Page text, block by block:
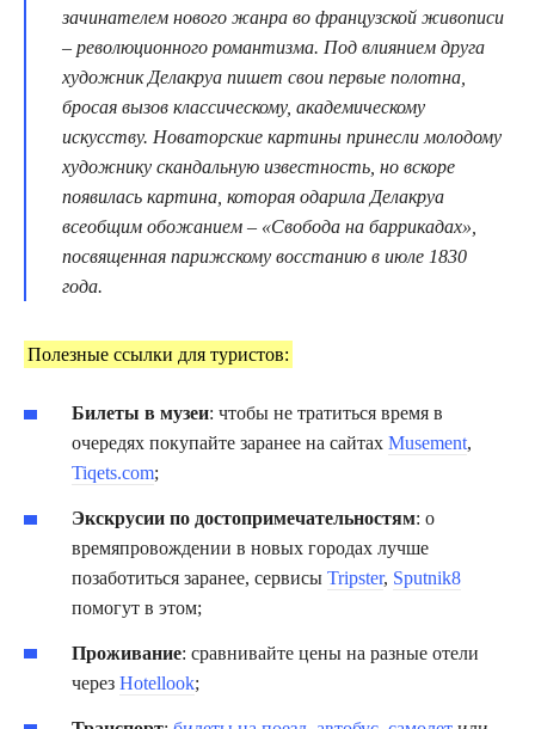
зачинателем нового жанра во французской живописи
– революционного романтизма. Под влиянием друга
художник Делакруа пишет свои первые полотна,
бросая вызов классическому, академическому
искусству. Новаторские картины принесли молодому
художнику скандальную известность, но вскоре
появилась картина, которая одарила Делакруа
всеобщим обожанием – «Свобода на баррикадах»,
посвященная парижскому восстанию в июле 1830
года.
Полезные ссылки для туристов:
Билеты в музеи: чтобы не тратиться время в
очередях покупайте заранее на сайтах Musement,
Tiqets.com;
Экскрусии по достопримечательностям: о
времяпровождении в новых городах лучше
позаботиться заранее, сервисы Tripster, Sputnik8
помогут в этом;
Проживание: сравнивайте цены на разные отели
через Hotellook;